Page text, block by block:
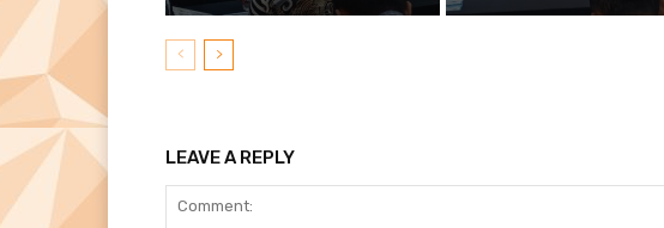
LEAVE A REPLY